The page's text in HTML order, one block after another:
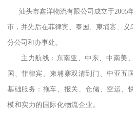
汕头市鑫洋物流有限公司成立于2005
市，并先后在菲律宾、泰国、柬埔寨、义
分公司和办事处。
主力航线：东南亚、中东、中南美
国、菲律宾、柬埔寨双清到门、中亚五
基础服务：拖车、报关、仓储、空运、
模和实力的国际化物流企业。